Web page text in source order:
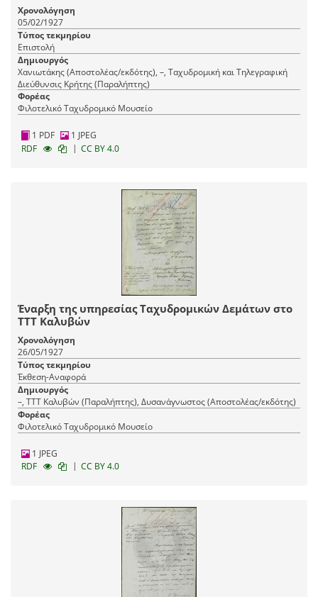
Χρονολόγηση
05/02/1927
Τύπος τεκμηρίου
Επιστολή
Δημιουργός
Χανιωτάκης (Αποστολέας/εκδότης), –, Ταχυδρομική και Τηλεγραφική
Διεύθυνσις Κρήτης (Παραλήπτης)
Φορέας
Φιλοτελικό Ταχυδρομικό Μουσείο
1 PDF
1 JPEG
RDF
| CC BY 4.0
Έναρξη της υπηρεσίας Ταχυδρομικών Δεμάτων στο
ΤΤΤ Καλυβών
Χρονολόγηση
26/05/1927
Τύπος τεκμηρίου
Έκθεση-Αναφορά
Δημιουργός
–, ΤΤΤ Καλυβών (Παραλήπτης), Δυσανάγνωστος (Αποστολέας/εκδότης)
Φορέας
Φιλοτελικό Ταχυδρομικό Μουσείο
1 JPEG
RDF
| CC BY 4.0